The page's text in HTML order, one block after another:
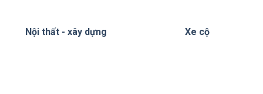
Nội thất - xây dựng Xe cộ